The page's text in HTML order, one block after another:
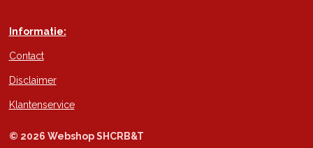
Informatie:
Contact
Disclaimer
Klantenservice
© 2026 Webshop SHCRB&T